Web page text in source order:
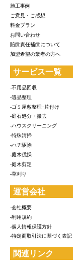
施工事例
ご意見・ご感想
料金プラン
お問い合わせ
賠償責任補償について
加盟希望の業者の方へ
サービス一覧
-不用品回収
-遺品整理
-ゴミ屋敷整理･片付け
-庭石処分・撤去
-ハウスクリーニング
-特殊清掃
-ハチ駆除
-庭木伐採
-庭木剪定
-草刈り
運営会社
-会社概要
-利用規約
-個人情報保護方針
-特定商取引法に基づく表記
関連リンク